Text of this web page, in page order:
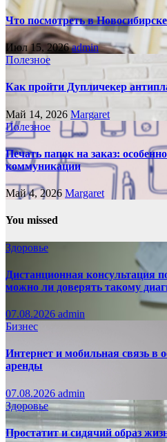
Что посмотреть в
Июл 15, 2026admin
Полезное
Как пройти Дупличекер
Май 14, 2026 Margaret
Полезное
Печать папок на заказ:
коммуникации
Май 4, 2026 Margaret
You missed
Здоровье
Дистанционная консультация
можно ли доверять такому
07.08.2026 admin
Бизнес
Интернет и мобильная связь в
аренды
07.08.2026 admin
Здоровье
Простатит и сидячий образ